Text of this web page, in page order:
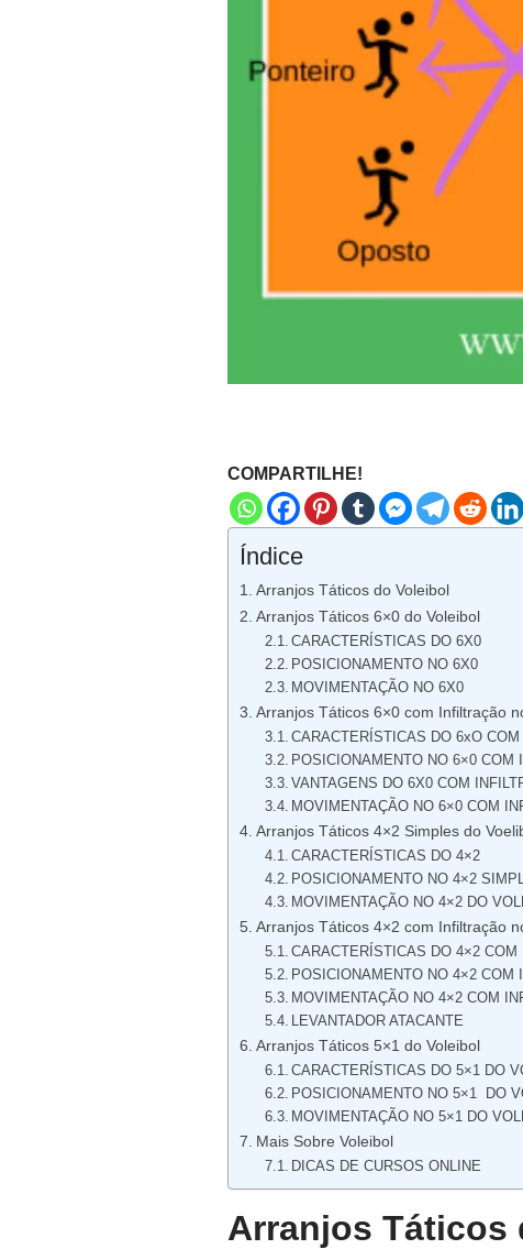
COMPARTILHE!
Índice
Arranjos Táticos do Voleibol
Arranjos Táticos 6×0 do Voleibol
CARACTERÍSTICAS DO 6X0
POSICIONAMENTO NO 6X0
MOVIMENTAÇÃO NO 6X0
Arranjos Táticos 6×0 com Infiltração
CARACTERÍSTICAS DO 6xO
POSICIONAMENTO NO 6×0 COM
VANTAGENS DO 6X0 COM
MOVIMENTAÇÃO NO 6×0 COM
Arranjos Táticos 4×2 Simples do
CARACTERÍSTICAS DO 4×2
POSICIONAMENTO NO 4×2
MOVIMENTAÇÃO NO 4×2 DO
Arranjos Táticos 4×2 com Infiltração
CARACTERÍSTICAS DO 4×2 COM
POSICIONAMENTO NO 4×2 COM
MOVIMENTAÇÃO NO 4×2 COM
LEVANTADOR ATACANTE
Arranjos Táticos 5×1 do Voleibol
CARACTERÍSTICAS DO 5×1 DO
POSICIONAMENTO NO 5×1 DO
MOVIMENTAÇÃO NO 5×1 DO
Mais Sobre Voleibol
DICAS DE CURSOS ONLINE
Arranjos Táticos